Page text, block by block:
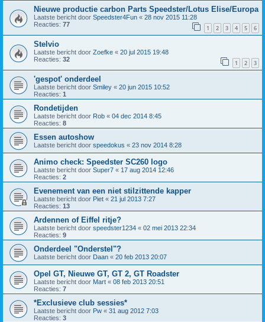
Nieuwe productie carbon Parts Speedster/Lotus Elise/Europa
Laatste bericht door Speedster4Fun « 28 nov 2015 11:28
Reacties: 77 1 2 3 4 5 6
Stelvio
Laatste bericht door Zoefke « 20 jul 2015 19:48
Reacties: 32 1 2 3
'gespot' onderdeel
Laatste bericht door Smiley « 20 jun 2015 10:52
Reacties: 1
Rondetijden
Laatste bericht door Rob « 04 dec 2014 8:45
Reacties: 8
Essen autoshow
Laatste bericht door speedokus « 23 nov 2014 8:28
Animo check: Speedster SC260 logo
Laatste bericht door Super7 « 17 aug 2014 12:46
Reacties: 2
Evenement van een niet stilzittende kapper
Laatste bericht door Piet « 21 jul 2013 7:27
Reacties: 13
Ardennen of Eiffel ritje?
Laatste bericht door speedster1234 « 02 mei 2013 22:34
Reacties: 9
Onderdeel "Onderstel"?
Laatste bericht door Daan « 20 feb 2013 20:07
Opel GT, Nieuwe GT, GT 2, GT Roadster
Laatste bericht door Mart « 08 feb 2013 20:51
Reacties: 7
*Exclusieve club sessies*
Laatste bericht door Pw « 31 aug 2012 7:03
Reacties: 3